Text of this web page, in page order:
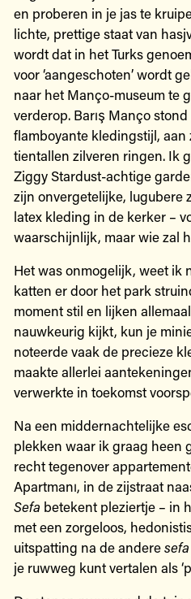
en proberen in je jas te
lichte, prettige staat van
wordt dat in het Turks
voor ‘aangeschoten’ wordt
naar het Manço-museum te
verderop. Barış Manço
flamboyante kledingstijl,
tientallen zilveren ringen. Ik
Ziggy Stardust-achtige
zijn onvergetelijke, lugubere
latex kleding in de kerker –
waarschijnlijk, maar wie zal
Het was onmogelijk, weet ik
katten er door het park
moment stil en lijken
nauwkeurig kijkt, kun je
noteerde vaak de precieze
maakte allerlei
verwerkte in toekomst
Na een middernachtelijke
plekken waar ik graag heen
recht tegenover
Apartmanı, in de zijstraat
Sefa betekent pleziertje – in
met een zorgeloos,
uitspatting na de andere
je ruwweg kunt vertalen als